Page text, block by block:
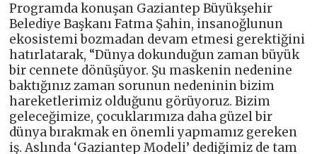
Programda konuşan Gaziantep Büyükşehir
Belediye Başkanı Fatma Şahin, insanoğlunun
ekosistemi bozmadan devam etmesi gerektiğini
hatırlatarak, “Dünya dokunduğun zaman büyük
bir cennete dönüşüyor. Şu maskenin nedenine
baktığınız zaman sorunun nedeninin bizim
hareketlerimiz olduğunu görüyoruz. Bizim
geleceğimize, çocuklarımıza daha güzel bir
dünya bırakmak en önemli yapmamız gereken
iş. Aslında ‘Gaziantep Modeli’ dediğimiz de tam